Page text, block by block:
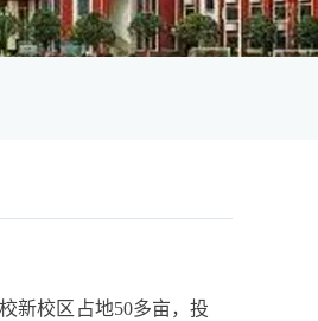
新校区占地50多亩，投